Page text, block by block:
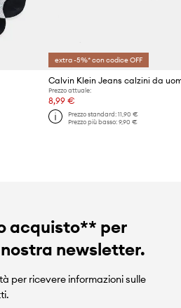
extra -5%* con codice OFF
Prezzo attuale:
8,99 €
Prezzo standard: 11,90 €
Prezzo più basso: 9,90 €
acquisto** per
newsletter.
per ricevere informazioni sulle